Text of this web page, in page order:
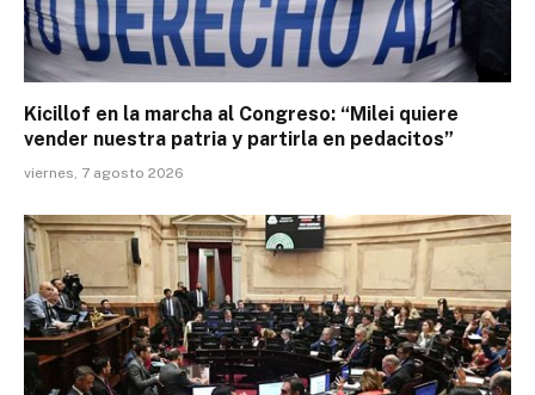
Kicillof en la marcha al Congreso: “Milei quiere
vender nuestra patria y partirla en pedacitos”
viernes, 7 agosto 2026